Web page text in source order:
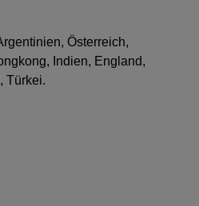
Österreich,
Indien, England,
Türkei.